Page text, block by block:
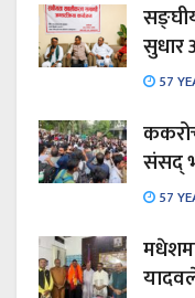
सुधार
57
संसद्
57